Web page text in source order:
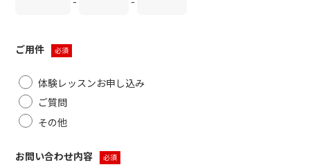
ご用件 必須
体験レッスンお申し込み
ご質問
その他
お問い合わせ内容 必須